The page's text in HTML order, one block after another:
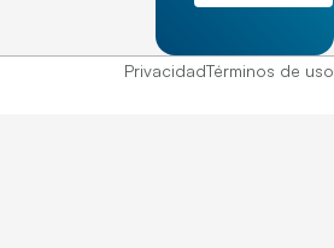
PrivacidadTérminos de uso